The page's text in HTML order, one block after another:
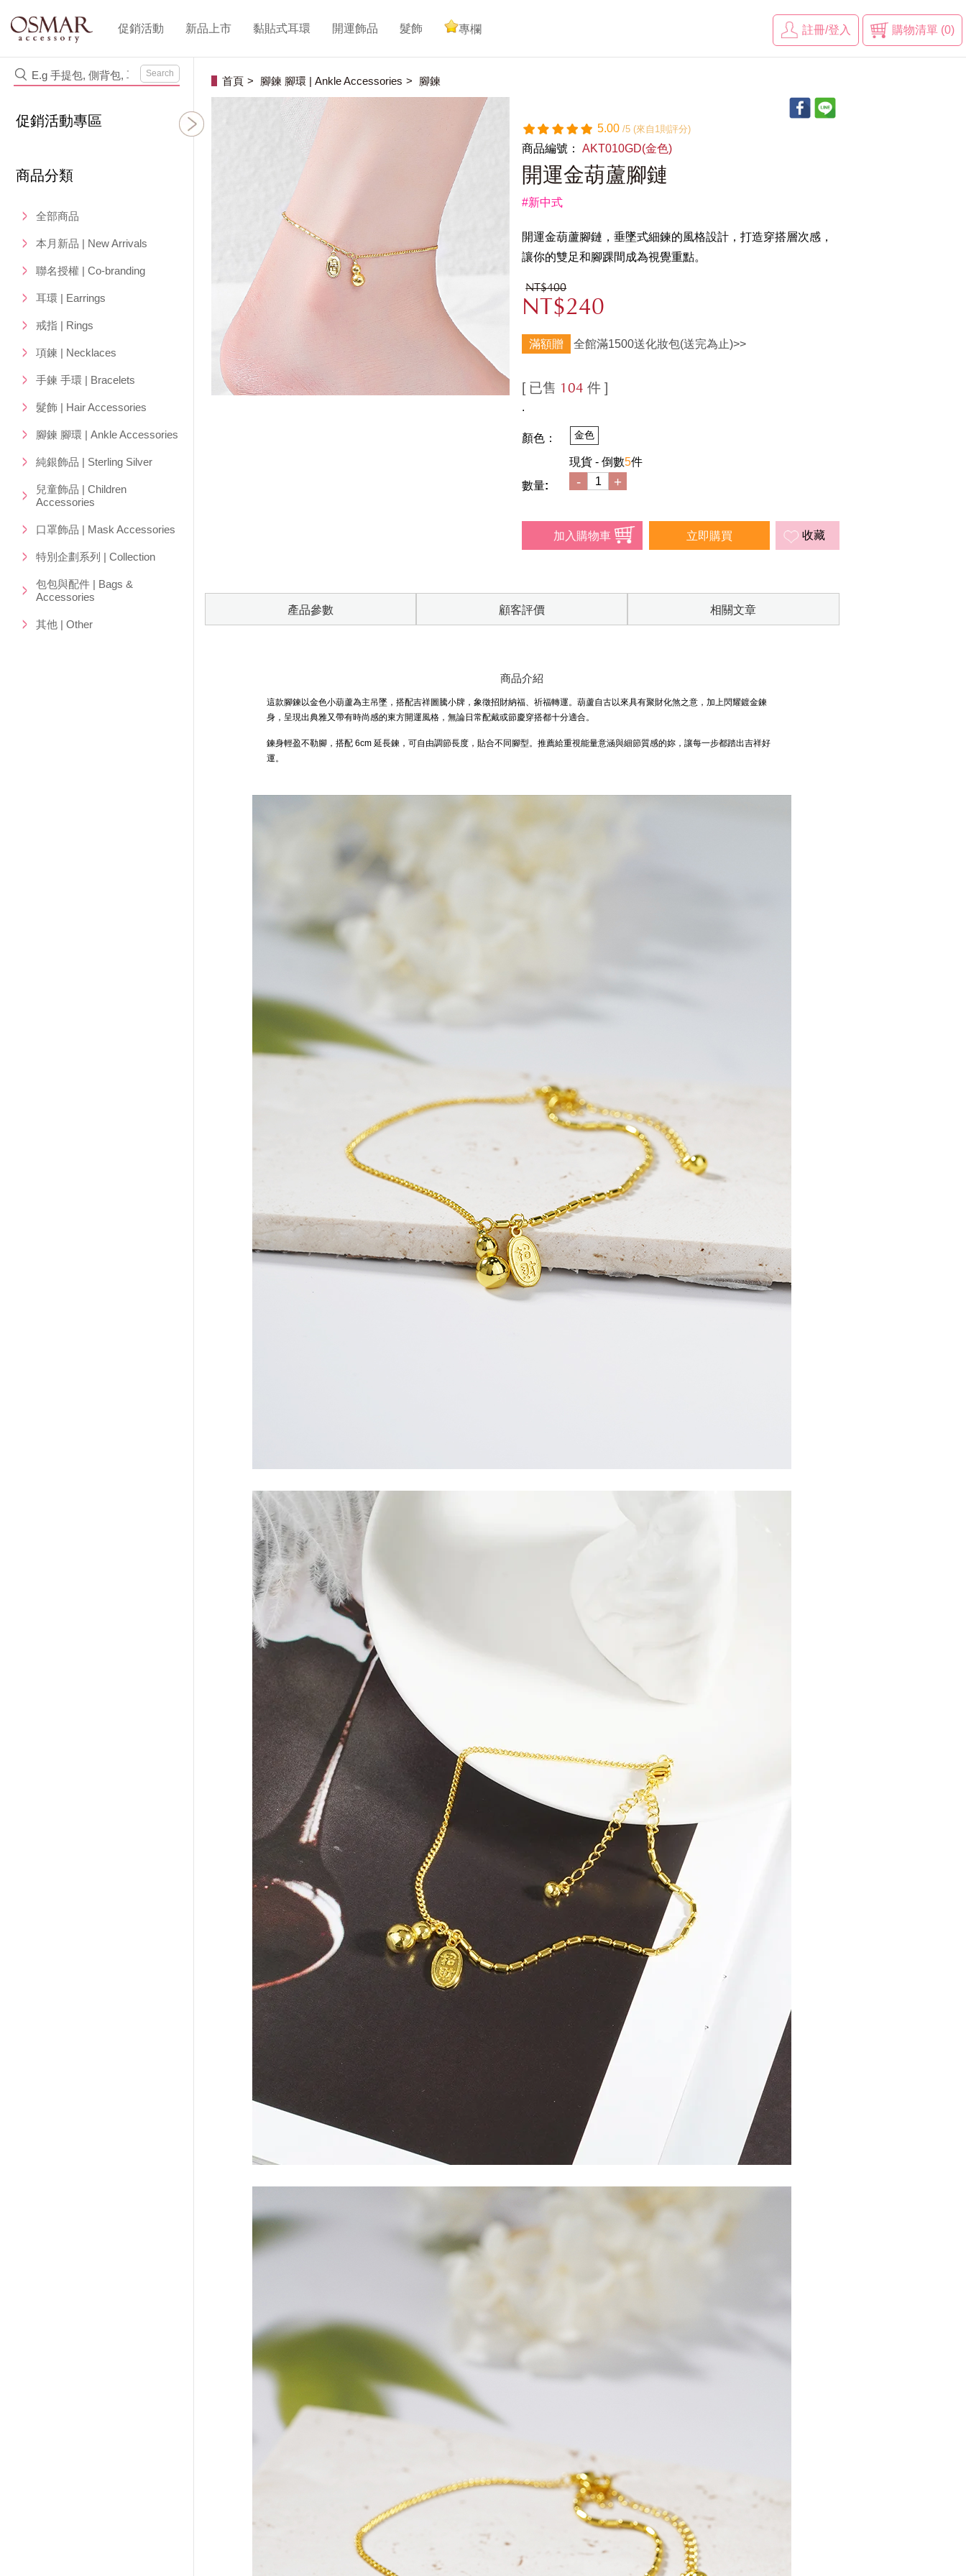
促銷活動 新品上市 黏貼式耳環 開運飾品 髮飾 專欄 購物清單 (0)
註冊/登入
Search
促銷活動專區
商品分類
全部商品
本月新品 | New Arrivals
聯名授權 | Co-branding
耳環 | Earrings
戒指 | Rings
項鍊 | Necklaces
手鍊 手環 | Bracelets
髮飾 | Hair Accessories
腳鍊 腳環 | Ankle Accessories
純銀飾品 | Sterling Silver
兒童飾品 | Children
Accessories
口罩飾品 | Mask Accessories
特別企劃系列 | Collection
包包與配件 | Bags &
Accessories
其他 | Other
首頁 腳鍊 腳環 | Ankle Accessories 腳鍊
5.00/5 (來自1則評分)
商品編號：AKT010GD(金色)
開運金葫蘆腳鏈
#新中式
開運金葫蘆腳鏈，垂墜式細鍊的風格設計，打造穿搭層次感，
讓你的雙足和腳踝間成為視覺重點。
NT$400
NT$240
滿額贈 全館滿1500送化妝包(送完為止)>>
[ 已售 104 件 ]
.
顏色： 金色
現貨 - 倒數5件
數量:
- +
收藏
產品參數 顧客評價 相關文章
商品介紹
這款腳鍊以金色小葫蘆為主吊墜，搭配吉祥圖騰小牌，象徵招財納福、祈福轉運。葫蘆自古以來具有聚財化煞之意，加上閃耀鍍金鍊
身，呈現出典雅又帶有時尚感的東方開運風格，無論日常配戴或節慶穿搭都十分適合。
鍊身輕盈不勒腳，搭配 6cm 延長鍊，可自由調節長度，貼合不同腳型。推薦給重視能量意涵與細節質感的妳，讓每一步都踏出吉祥好
運。